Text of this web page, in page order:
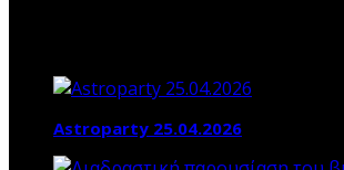
Astroparty 25.04.2026